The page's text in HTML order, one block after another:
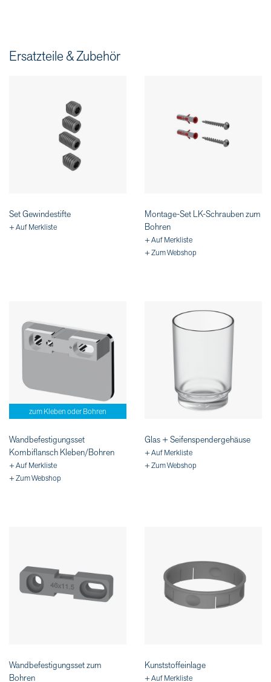
Ersatzteile & Zubehör
Set Gewindestifte
+ Auf Merkliste
Montage-Set LK-Schrauben zum
Bohren
+ Auf Merkliste
+ Zum Webshop
zum Kleben oder Bohren
Wandbefestigungsset
Kombiflansch Kleben/Bohren
+ Auf Merkliste
+ Zum Webshop
Glas + Seifenspendergehäuse
+ Auf Merkliste
+ Zum Webshop
Wandbefestigungsset zum
Bohren
Kunststoffeinlage
+ Auf Merkliste